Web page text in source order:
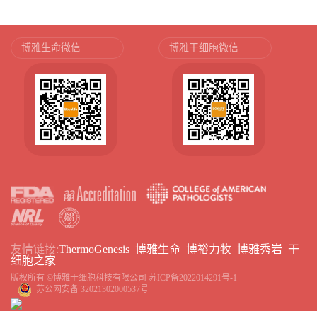
博雅生命微信 博雅干细胞微信
友情链接:ThermoGenesis 博雅生命 博裕力牧 博雅秀岩 干
细胞之家
版权所有 ©博雅干细胞科技有限公司 苏ICP备2022014291号-1
苏公网安备 32021302000537号